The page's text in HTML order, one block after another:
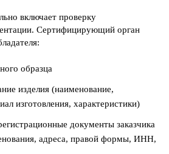
включает проверку
Сертифицирующий орган
образца
изделия (наименование,
изготовления, характеристики)
документы заказчика
адреса, правой формы, ИНН,